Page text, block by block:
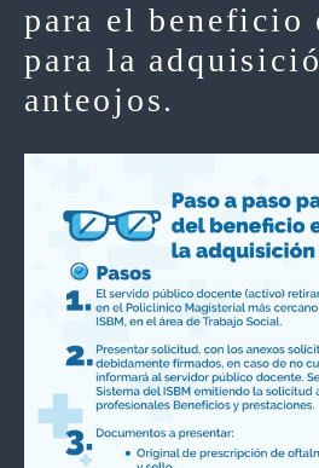
para el beneficio
para la
anteojos.